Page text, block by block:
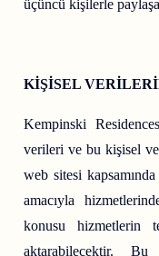
üçüncü kişilerle
KİŞİSEL
Kempinski
verileri ve bu kişisel
web sitesi
amacıyla
konusu hizmetlerin
aktarabilecektir. Bu